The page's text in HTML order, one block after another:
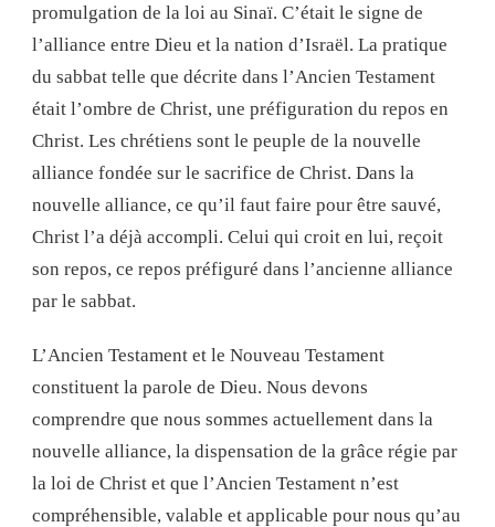
promulgation de la loi au Sinaï. C’était le signe de
l’alliance entre Dieu et la nation d’Israël. La pratique
du sabbat telle que décrite dans l’Ancien Testament
était l’ombre de Christ, une préfiguration du repos en
Christ. Les chrétiens sont le peuple de la nouvelle
alliance fondée sur le sacrifice de Christ. Dans la
nouvelle alliance, ce qu’il faut faire pour être sauvé,
Christ l’a déjà accompli. Celui qui croit en lui, reçoit
son repos, ce repos préfiguré dans l’ancienne alliance
par le sabbat.
L’Ancien Testament et le Nouveau Testament
constituent la parole de Dieu. Nous devons
comprendre que nous sommes actuellement dans la
nouvelle alliance, la dispensation de la grâce régie par
la loi de Christ et que l’Ancien Testament n’est
compréhensible, valable et applicable pour nous qu’au